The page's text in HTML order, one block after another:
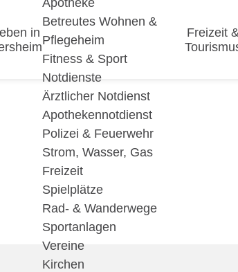
in
Betreutes Wohnen &
Pflegeheim
Fitness & Sport
Notdienste
Ärztlicher Notdienst
Apothekennotdienst
Polizei & Feuerwehr
Strom, Wasser, Gas
Freizeit
Spielplätze
Rad- & Wanderwege
Sportanlagen
Vereine
Kirchen
Freizeit